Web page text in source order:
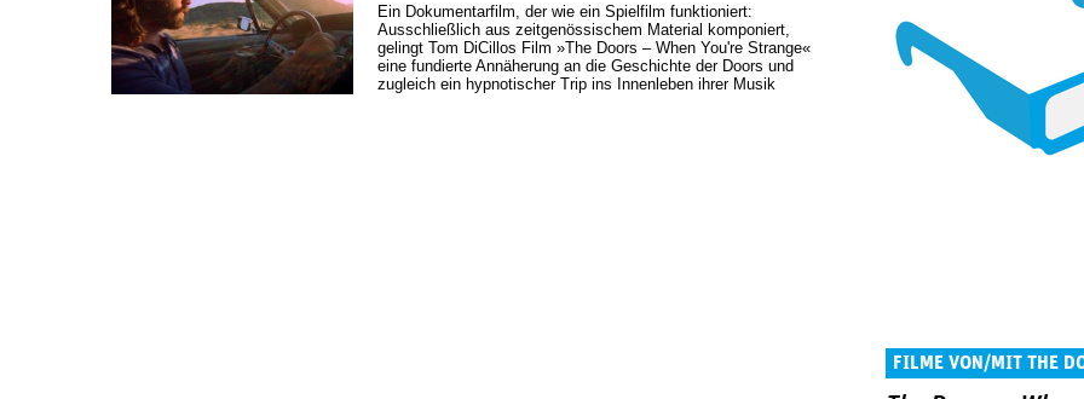
Ein Dokumentarfilm, der wie ein Spielfilm funktioniert:
Ausschließlich aus zeitgenössischem Material komponiert,
gelingt Tom DiCillos Film »The Doors – When You're Strange«
eine fundierte Annäherung an die Geschichte der Doors und
zugleich ein hypnotischer Trip ins Innenleben ihrer Musik
FILME VON/MIT THE